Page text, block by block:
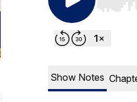
Use Left/
Show Notes